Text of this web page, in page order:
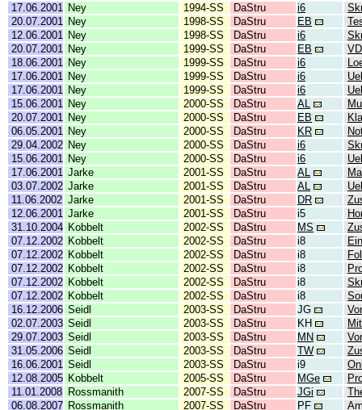
17.06.2001
Ney 1994-SS DaStru i6
20.07.2001
Ney 1998-SS DaStru EB
12.06.2001
Ney 1998-SS DaStru i6
20.07.2001
Ney 1999-SS DaStru EB
18.06.2001
Ney 1999-SS DaStru i6
17.06.2001
Ney 1999-SS DaStru i6
17.06.2001
Ney 1999-SS DaStru i6
15.06.2001
Ney 2000-SS DaStru AL
20.07.2001
Ney 2000-SS DaStru EB
06.05.2001
Ney 2000-SS DaStru KR
29.04.2002 Ney 2000-SS DaStru i6
15.06.2001
Ney 2000-SS DaStru i6
17.06.2001 Jarke 2001-SS DaStru AL
03.07.2002 Jarke 2001-SS DaStru AL
11.06.2002 Jarke 2001-SS DaStru DR
12.06.2001 Jarke 2001-SS DaStru i5
31.10.2004 Kobbelt 2002-SS DaStru MS
07.12.2002 Kobbelt 2002-SS DaStru i8
07.12.2002 Kobbelt 2002-SS DaStru i8
07.12.2002 Kobbelt 2002-SS DaStru i8
07.12.2002 Kobbelt 2002-SS DaStru i8
07.12.2002 Kobbelt 2002-SS DaStru i8
16.12.2006 Seidl 2003-SS DaStru JG
02.07.2003 Seidl 2003-SS DaStru KH
29.07.2003 Seidl 2003-SS DaStru MN
31.05.2006 Seidl 2003-SS DaStru TW
16.06.2001 Seidl 2003-SS DaStru i9
12.08.2005 Kobbelt 2005-SS DaStru MGe
11.01.2008 Rossmanith 2007-SS DaStru JGi
06.08.2007 Rossmanith 2007-SS DaStru PF